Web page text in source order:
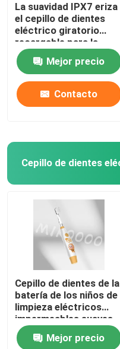
La suavidad IPX7 eriza
el cepillo de dientes
eléctrico giratorio
recargable para la
protección de la goma
Mejor precio
Contacto
Cepillo de dientes de la
batería de los niños de
limpieza eléctricos
impermeables suaves
del cepillo de dientes
IPX7
Mejor precio